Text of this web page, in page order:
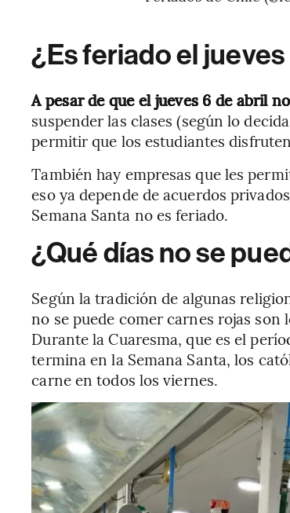
¿Es feriado el
A pesar de que el jueves 6 de abril
suspender las clases (según lo
permitir que los estudiantes
También hay empresas que les
eso ya depende de acuerdos
Semana Santa no es feriado.
¿Qué días no se
Según la tradición de algunas
no se puede comer carnes rojas son
Durante la Cuaresma, que es el
termina en la Semana Santa, los
carne en todos los viernes.